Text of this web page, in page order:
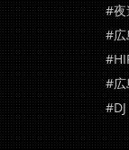
#夜
#広
#広
#DJ